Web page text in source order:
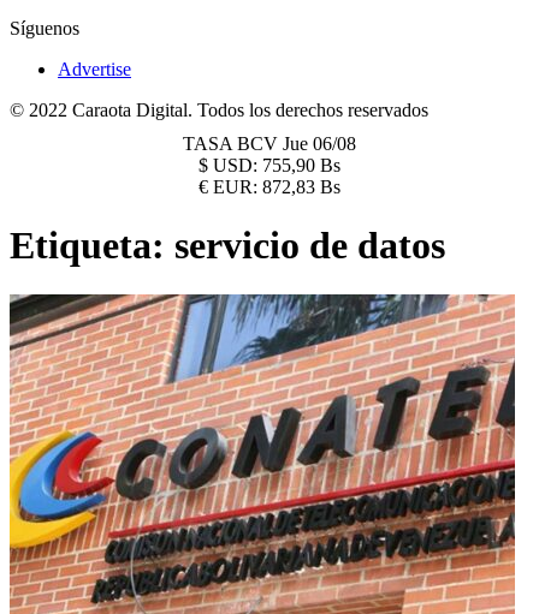
Síguenos
Advertise
© 2022 Caraota Digital. Todos los derechos reservados
TASA BCV Jue 06/08
$ USD: 755,90 Bs
€ EUR: 872,83 Bs
Etiqueta: servicio de datos